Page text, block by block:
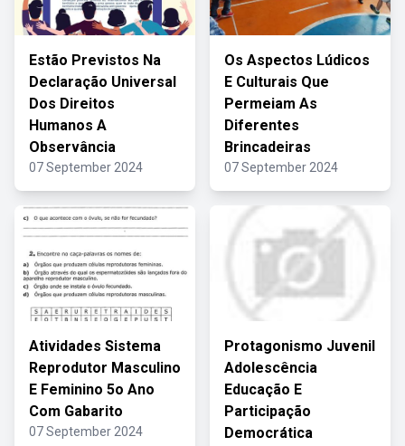
Estão Previstos Na
Declaração Universal
Dos Direitos
Humanos A
Observância
07 September 2024
Os Aspectos Lúdicos
E Culturais Que
Permeiam As
Diferentes
Brincadeiras
07 September 2024
Atividades Sistema
Reprodutor Masculino
E Feminino 5o Ano
Com Gabarito
07 September 2024
Protagonismo Juvenil
Adolescência
Educação E
Participação
Democrática